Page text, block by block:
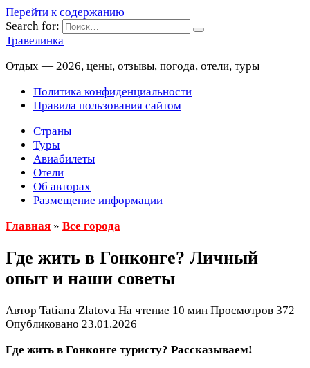
Перейти к содержанию
Search for:
Травелинка
Отдых — 2026, цены, отзывы, погода, отели, туры
Политика конфиденциальности
Правила пользования сайтом
Страны
Туры
Авиабилеты
Отели
Об авторах
Размещение информации
Главная » Все города
Где жить в Гонконге? Личный
опыт и наши советы
Автор Tatiana Zlatova На чтение 10 мин Просмотров 372
Опубликовано 23.01.2026
Где жить в Гонконге туристу? Рассказываем!